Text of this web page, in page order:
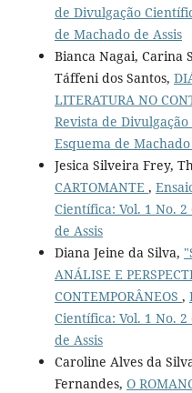
de Divulgação
de Machado de Assis
Bianca Nagai, Carina
Táffeni dos Santos,
LITERATURA NO
Revista de
Esquema de Machado
Jesica Silveira Frey,
CARTOMANTE ,
Científica: Vol. 1 No.
de Assis
Diana Jeine da Silva,
ANÁLISE E
CONTEMPORÂNEOS ,
Científica: Vol. 1 No.
de Assis
Caroline Alves da
Fernandes, O